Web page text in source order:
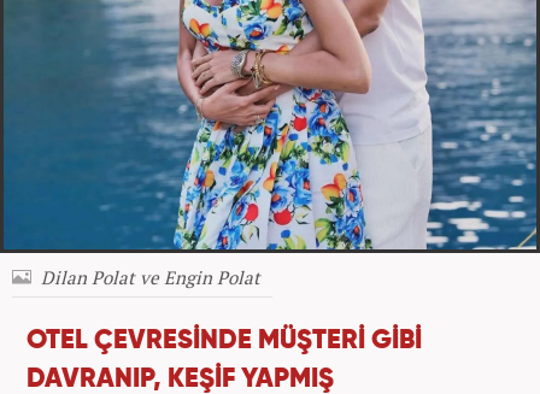
Dilan Polat ve Engin Polat
OTEL ÇEVRESİNDE MÜŞTERİ GİBİ
DAVRANIP, KEŞİF YAPMIŞ